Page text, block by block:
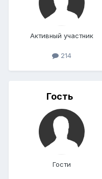
Активный участник
214
Гость
Гости